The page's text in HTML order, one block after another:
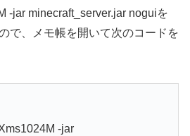
-jar minecraft_server.jar noguiを
で、メモ帳を開いて次のコードを
-jar